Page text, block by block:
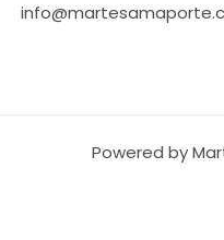
Powered by